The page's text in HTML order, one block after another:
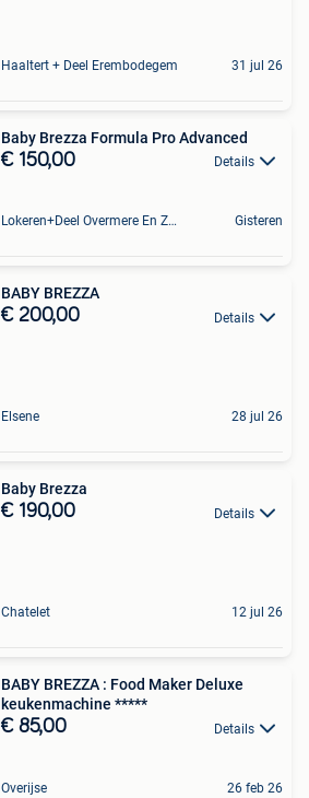
Haaltert + Deel Erembodegem 31 jul 26
Baby Brezza Formula Pro Advanced
€ 150,00 Details
Lokeren+Deel Overmere En Zele Gisteren
BABY BREZZA
€ 200,00 Details
Elsene 28 jul 26
Baby Brezza
€ 190,00 Details
Chatelet 12 jul 26
BABY BREZZA : Food Maker Deluxe
keukenmachine *****
€ 85,00 Details
Overijse 26 feb 26